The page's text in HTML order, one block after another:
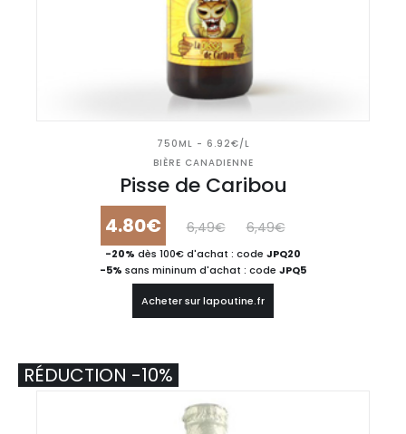
750ML - 6.92€/L
BIÈRE CANADIENNE
Pisse de Caribou
4.80€ 6,49€ 6,49€
-20% dès 100€ d'achat : code JPQ20
-5% sans mininum d'achat : code JPQ5
Acheter sur lapoutine.fr
RÉDUCTION -10%